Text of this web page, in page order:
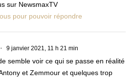
sur NewsmaxTV
pour pouvoir répondre
9 janvier 2021, 11 h 21 min
semble voir ce qui se passe en réalité
et Zemmour et quelques trop